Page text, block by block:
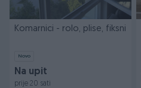
Komarnici - rolo, plise, fiksni
Novo
Na upit
prije 20 sati